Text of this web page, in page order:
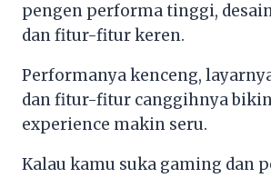
pengen performa tinggi,
dan fitur-fitur keren.
Performanya kenceng,
dan fitur-fitur canggihnya
experience makin seru.
Kalau kamu suka gaming dan